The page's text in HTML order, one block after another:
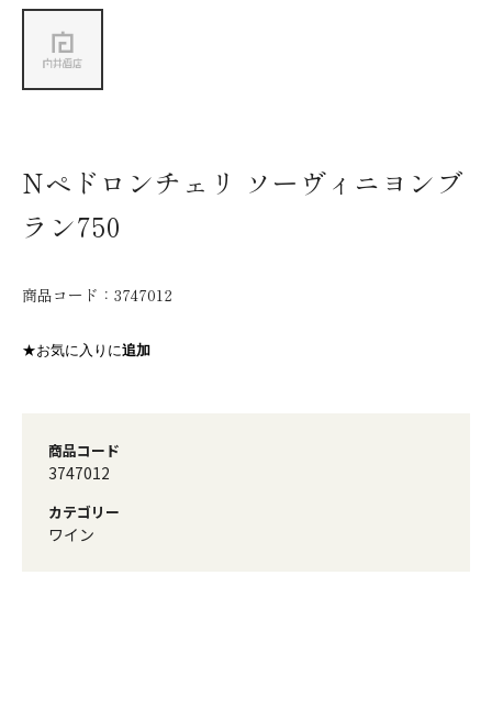
Nペドロンチェリ ソーヴィニヨンブ
ラン750
商品コード： 3747012
★お気に入りに追加
商品コード
3747012
カテゴリー
ワイン